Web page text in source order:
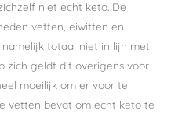
niet echt keto. De
vetten, eiwitten en
totaal niet in lijn met
zich geldt dit overigens voor
moeilijk om er voor te
vetten bevat om echt keto te